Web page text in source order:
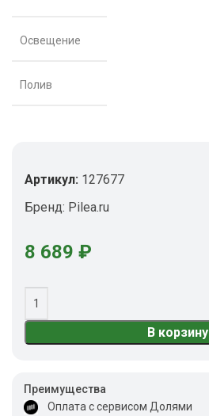
Освещение
Полив
Артикул: 127677
Бренд: Pilea.ru
8 689 ₽
В корзину
Преимущества
Оплата с сервисом Долями